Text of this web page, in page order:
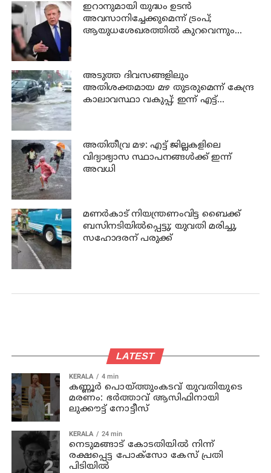
ഇറാനുമായി യുദ്ധം ഉടൻ
അവസാനിച്ചേക്കുമെന്ന് ട്രംപ്;
ആയുധശേഖരത്തിൽ കുറവെന്നും
അടുത്ത ദിവസങ്ങളിലും
അതിശക്തമായ മഴ തുടരുമെന്ന് കേന്ദ്ര
കാലാവസ്ഥാ വകുപ്പ്; ഇന്ന് എട്ട്
അതിതീവ്ര മഴ: എട്ട് ജില്ലകളിലെ
വിദ്യാഭ്യാസ സ്ഥാപനങ്ങൾക്ക് ഇന്ന്
അവധി
മണര്‍കാട് നിയന്ത്രണംവിട്ട ബൈക്ക്
ബസിനടിയിൽപ്പെട്ടു; യുവതി മരിച്ചു,
സഹോദരന് പരുക്ക്
LATEST
KERALA 4 min
കണ്ണൂര്‍ പൊയ്ത്തുംകടവ് യുവതിയുടെ
മരണം: ഭർത്താവ് ആസിഫിനായി
ലുക്കൗട്ട് നോട്ടീസ്
KERALA 24 min
നെടുമങ്ങാട് കോടതിയില്‍ നിന്ന്
രക്ഷപ്പെട്ട പോക്‌സോ കേസ് പ്രതി
പിടിയില്‍